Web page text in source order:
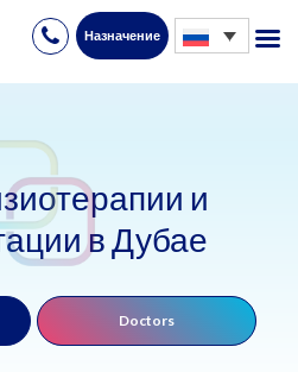
Назначение
и
в Дубае
Doctors